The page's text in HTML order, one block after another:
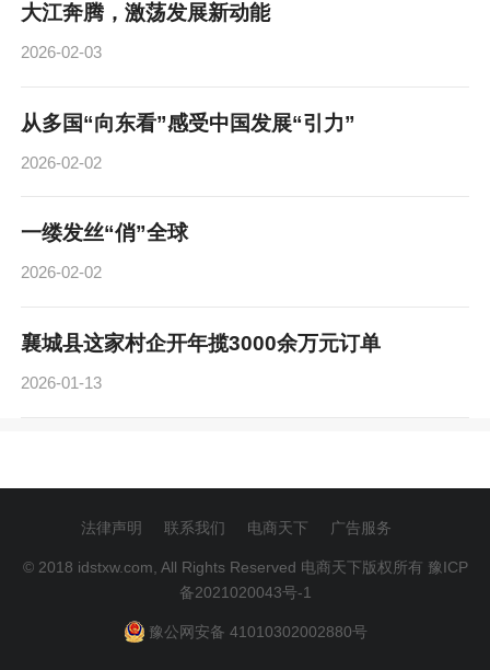
大江奔腾，激荡发展新动能
2026-02-03
从多国“向东看”感受中国发展“引力”
2026-02-02
一缕发丝“俏”全球
2026-02-02
襄城县这家村企开年揽3000余万元订单
2026-01-13
法律声明 联系我们 电商天下 广告服务
© 2018 idstxw.com, All Rights Reserved 电商天下版权所有 豫ICP
备2021020043号-1
豫公网安备 41010302002880号